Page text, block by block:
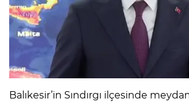
Balıkesir’in Sındırgı ilçesinde